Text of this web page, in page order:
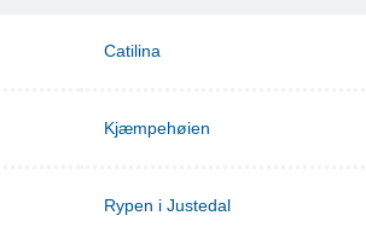
Catilina
Kjæmpehøien
Rypen i Justedal